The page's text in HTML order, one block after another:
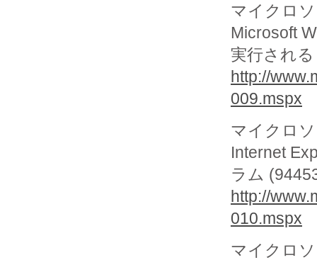
マイクロ
Microsoft
実行され
http://
009.mspx
マイクロ
Internet
ラム
http://
010.mspx
マイクロ